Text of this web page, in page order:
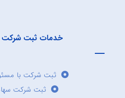
خدمات ثبت شرکت
ثبت شرکت با
ثبت شرکت